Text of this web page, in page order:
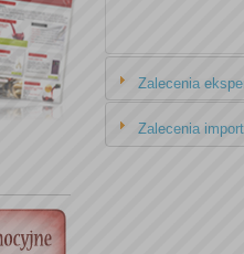
Zalecenia
Zalecenia